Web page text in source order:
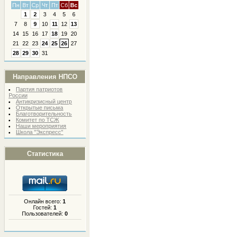
Пн Вт Ср Чт Пт Сб Вс
1
2 3 4 5
6
7
8 9 10 11 12 13
14
15 16 17 18 19 20
21
22 23 24 25 26 27
28 29 30 31
Направления НПСО
Партия патриотов
России
Антикризисный центр
Открытые письма
Благотворительность
Комитет по ТСЖ
Наши мероприятия
Школа "Экспресс"
Статистика
Онлайн всего:1
Гостей:1
Пользователей:0